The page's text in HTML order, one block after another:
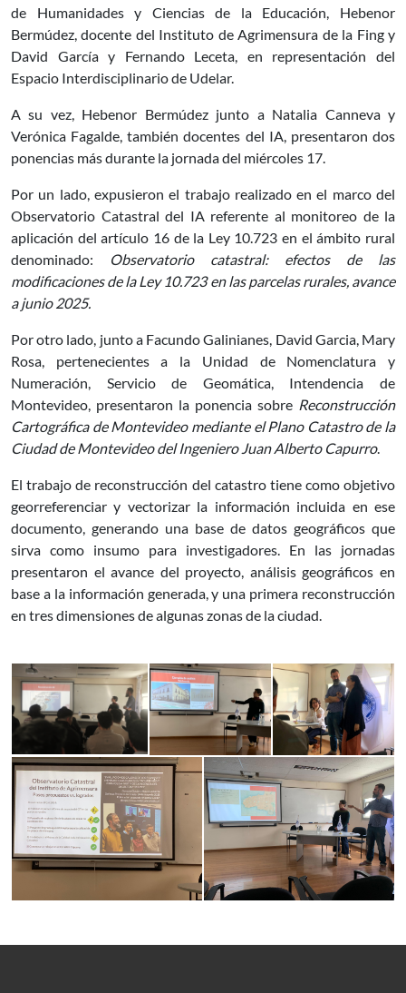
de Humanidades y Ciencias de la Educación, Hebenor
Bermúdez, docente del Instituto de Agrimensura de la Fing y
David García y Fernando Leceta, en representación del
Espacio Interdisciplinario de Udelar.
A su vez, Hebenor Bermúdez junto a Natalia Canneva y
Verónica Fagalde, también docentes del IA, presentaron dos
ponencias más durante la jornada del miércoles 17.
Por un lado, expusieron el trabajo realizado en el marco del
Observatorio Catastral del IA referente al monitoreo de la
aplicación del artículo 16 de la Ley 10.723 en el ámbito rural
denominado:
Observatorio catastral: efectos de las
modificaciones de la Ley 10.723 en las parcelas rurales, avance
a junio 2025.
Por otro lado, junto a Facundo Galinianes, David Garcia, Mary
Rosa, pertenecientes a la Unidad de Nomenclatura y
Numeración, Servicio de Geomática, Intendencia de
Montevideo, presentaron la ponencia sobre Reconstrucción
Cartográfica de Montevideo mediante el Plano Catastro de la
Ciudad de Montevideo del Ingeniero Juan Alberto Capurro.
El trabajo de reconstrucción del catastro tiene como objetivo
georreferenciar y vectorizar la información incluida en ese
documento, generando una base de datos geográficos que
sirva como insumo para investigadores. En las jornadas
presentaron el avance del proyecto, análisis geográficos en
base a la información generada, y una primera reconstrucción
en tres dimensiones de algunas zonas de la ciudad.